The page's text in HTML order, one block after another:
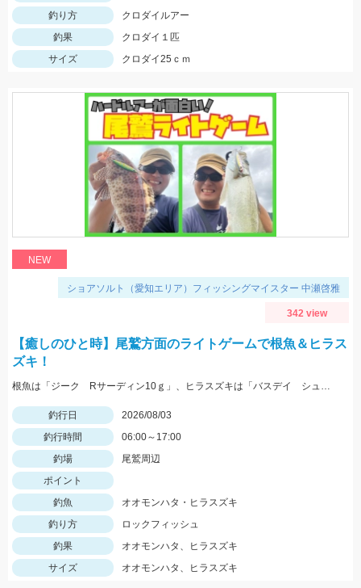
釣り方
クロダイルアー
釣果
クロダイ１匹
サイズ
クロダイ25ｃｍ
NEW
ショアソルト（愛知エリア）フィッシングマイスター 中瀬啓雅
342 view
【癒しのひと時】尾鷲方面のライトゲームで根魚＆ヒラス
ズキ！
根魚は「ジーク Rサーディン10ｇ」、ヒラスズキは「バスデイ シュガペン70Ｆ」が好調！
釣行日
2026/08/03
釣行時間
06:00～17:00
釣場
尾鷲周辺
ポイント
釣魚
オオモンハタ・ヒラスズキ
釣り方
ロックフィッシュ
釣果
オオモンハタ、ヒラスズキ
サイズ
オオモンハタ、ヒラスズキ